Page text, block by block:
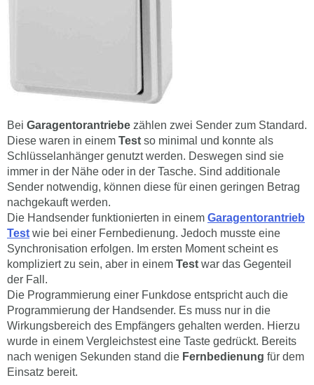
Bei Garagentorantriebe zählen zwei Sender zum Standard.
Diese waren in einem Test so minimal und konnte als
Schlüsselanhänger genutzt werden. Deswegen sind sie
immer in der Nähe oder in der Tasche. Sind additionale
Sender notwendig, können diese für einen geringen Betrag
nachgekauft werden.
Die Handsender funktionierten in einem Garagentorantrieb
Test wie bei einer Fernbedienung. Jedoch musste eine
Synchronisation erfolgen. Im ersten Moment scheint es
kompliziert zu sein, aber in einem Test war das Gegenteil
der Fall.
Die Programmierung einer Funkdose entspricht auch die
Programmierung der Handsender. Es muss nur in die
Wirkungsbereich des Empfängers gehalten werden. Hierzu
wurde in einem Vergleichstest eine Taste gedrückt. Bereits
nach wenigen Sekunden stand die Fernbedienung für dem
Einsatz bereit.